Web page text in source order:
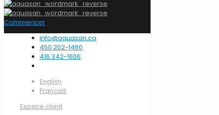
Commencer
info@aquasan.ca
450 202-1460
416 342-1606
English
Français
Espace client